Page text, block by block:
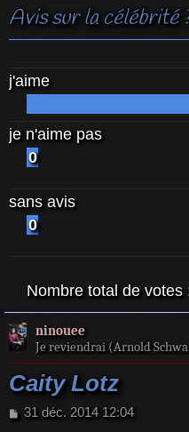
Avis sur la célébrité
j'aime
je n'aime pas
0
sans avis
0
Nombre total de votes
ninouee
Je reviendrai (Arnold
Caity Lotz
M
31 déc. 2014 12:04